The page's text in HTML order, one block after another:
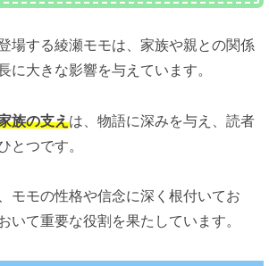
場する綾瀬モモは、家族や親との関係
に大きな影響を与えています。
族の支えは、物語に深みを与え、読者
とつです。
モモの性格や信念に深く根付いてお
いて重要な役割を果たしています。